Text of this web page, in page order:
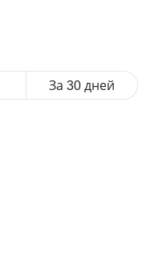
За 30 дней